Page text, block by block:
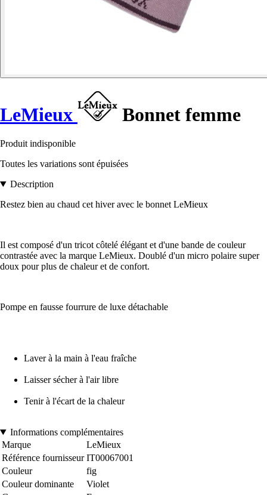
LeMieux Bonnet femme
Produit indisponible
Toutes les variations sont épuisées
Description
Restez bien au chaud cet hiver avec le bonnet LeMieux
Il est composé d'un tricot côtelé élégant et d'une bande de couleur
contrastée avec la marque LeMieux. Doublé d'un micro polaire super
doux pour plus de chaleur et de confort.
Pompe en fausse fourrure de luxe détachable
Laver à la main à l'eau fraîche
Laisser sécher à l'air libre
Tenir à l'écart de la chaleur
Informations complémentaires
Marque
LeMieux
Référence fournisseur IT00067001
Couleur
fig
Couleur dominante
Violet